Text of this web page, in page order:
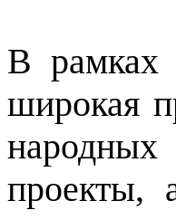
В рамках
широкая
народных
проекты,